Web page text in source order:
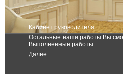
Главная
Производство
Выполненные работы
Кабинет руководителя
Остальные наши работы Вы
Выполненные работы
Далее...